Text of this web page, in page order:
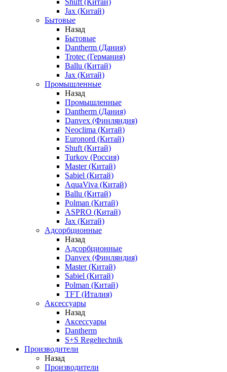
Shuft (Китай)
Jax (Китай)
Бытовые
Назад
Бытовые
Dantherm (Дания)
Trotec (Германия)
Ballu (Китай)
Jax (Китай)
Промышленные
Назад
Промышленные
Dantherm (Дания)
Danvex (Финляндия)
Neoclima (Китай)
Euronord (Китай)
Shuft (Китай)
Turkov (Россия)
Master (Китай)
Sabiel (Китай)
AquaViva (Китай)
Ballu (Китай)
Polman (Китай)
ASPRO (Китай)
Jax (Китай)
Адсорбционные
Назад
Адсорбционные
Danvex (Финляндия)
Master (Китай)
Sabiel (Китай)
Polman (Китай)
TFT (Италия)
Аксессуары
Назад
Аксессуары
Dantherm
S+S Regeltechnik
Производители
Назад
Производители